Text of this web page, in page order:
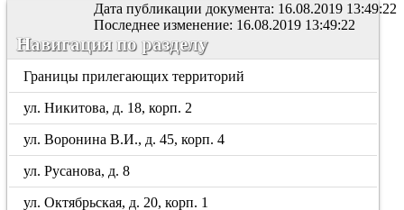
Дата публикации документа: 16.08.2019 13:49:22
Последнее изменение: 16.08.2019 13:49:22
Навигация по разделу
Границы прилегающих территорий
ул. Никитова, д. 18, корп. 2
ул. Воронина В.И., д. 45, корп. 4
ул. Русанова, д. 8
ул. Октябрьская, д. 20, корп. 1